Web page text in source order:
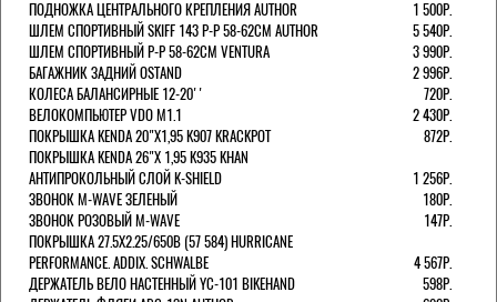
ПОДНОЖКА ЦЕНТРАЛЬНОГО КРЕПЛЕНИЯ AUTHOR
1 500Р.
ШЛЕМ СПОРТИВНЫЙ SKIFF 143 Р-Р 58-62СМ AUTHOR
5 540Р.
ШЛЕМ СПОРТИВНЫЙ Р-Р 58-62СМ VENTURA
3 990Р.
БАГАЖНИК ЗАДНИЙ OSTAND
2 996Р.
КОЛЕСА БАЛАНСИРНЫЕ 12-20''
720Р.
ВЕЛОКОМПЬЮТЕР VDO M1.1
2 430Р.
ПОКРЫШКА KENDA 20"Х1,95 K907 KRACKPOT
872Р.
ПОКРЫШКА KENDA 26"Х 1,95 K935 KHAN
АНТИПРОКОЛЬНЫЙ СЛОЙ K-SHIELD
1 256Р.
ЗВОНОК M-WAVE ЗЕЛЕНЫЙ
180Р.
ЗВОНОК РОЗОВЫЙ M-WAVE
147Р.
ПОКРЫШКА 27.5X2.25/650B (57 584) HURRICANE
PERFORMANCE. ADDIX. SCHWALBE
4 567Р.
ДЕРЖАТЕЛЬ ВЕЛО НАСТЕННЫЙ YC-101 BIKEHAND
598Р.